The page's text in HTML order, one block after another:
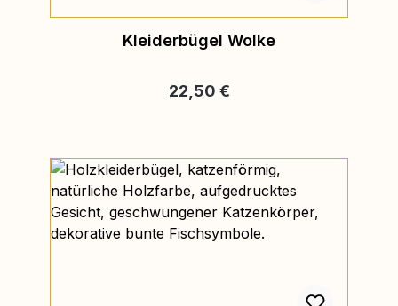
Kleiderbügel Wolke
Regulärer Preis:
22,50 €